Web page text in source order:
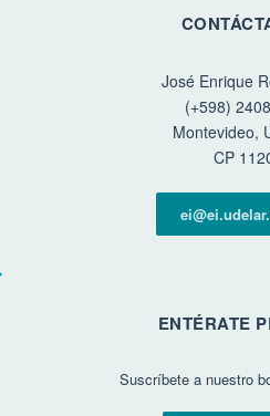
José Enrique
(+598)
Montevideo,
CP
ENTÉRATE
Suscríbete a nuestro